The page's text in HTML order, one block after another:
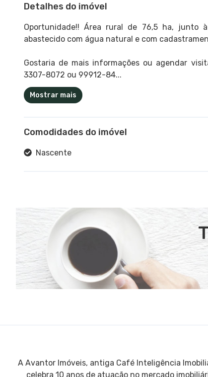
Detalhes do imóvel
Oportunidade!! Área rural de 76,5 ha, junto
abastecido com água natural e com
Gostaria de mais informações ou agendar
3307-8072 ou 99912-84...
Mostrar mais
Comodidades do imóvel
Nascente
A Avantor Imóveis, antiga Café Inteligência
celebra 10 anos de atuação no mercado